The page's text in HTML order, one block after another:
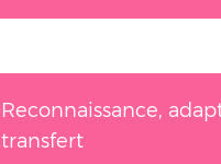
Reconnaissance,
transfert